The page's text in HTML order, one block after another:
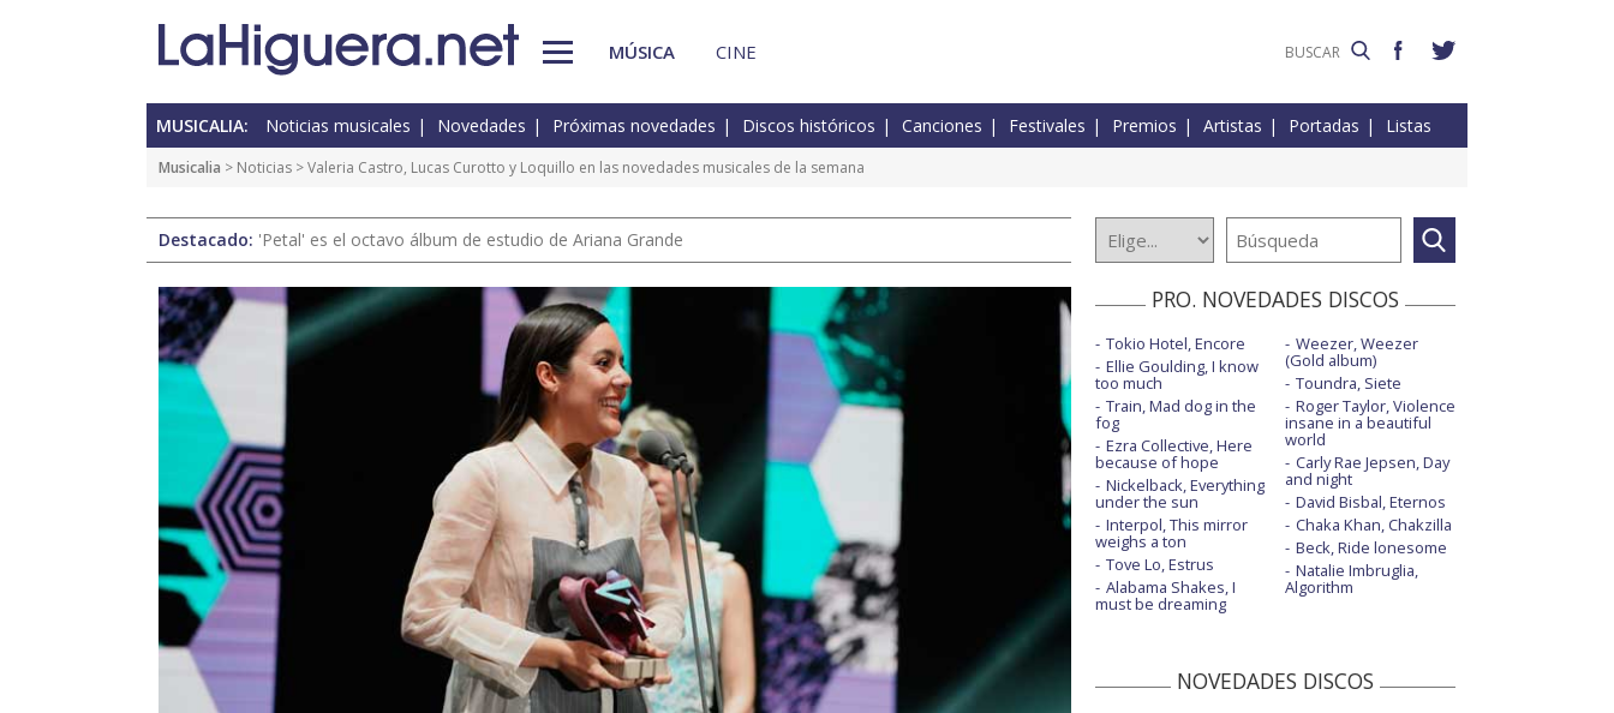
MÚSICA CINE
MUSICALIA: Noticias musicales Novedades Próximas novedades Discos históricos Canciones Festivales Premios Artistas Portadas Listas
Musicalia > Noticias > Valeria Castro, Lucas Curotto y Loquillo en las novedades musicales de la semana
Destacado: 'Petal' es el octavo álbum de estudio de Ariana Grande
PRO. NOVEDADES DISCOS
Tokio Hotel, Encore
Ellie Goulding, I know
too much
Train, Mad dog in the
fog
Ezra Collective, Here
because of hope
Nickelback, Everything
under the sun
Interpol, This mirror
weighs a ton
Tove Lo, Estrus
Alabama Shakes, I
must be dreaming
Weezer, Weezer
(Gold album)
Toundra, Siete
Roger Taylor, Violence
insane in a beautiful
world
Carly Rae Jepsen, Day
and night
David Bisbal, Eternos
Chaka Khan, Chakzilla
Beck, Ride lonesome
Natalie Imbruglia,
Algorithm
NOVEDADES DISCOS